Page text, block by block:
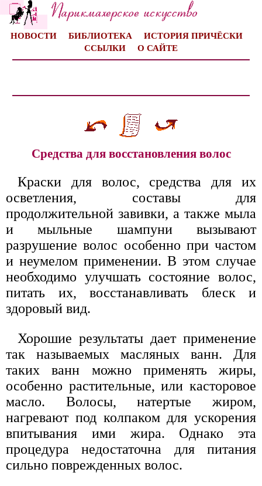
НОВОСТИ БИБЛИОТЕКА
ИСТОРИЯ ПРИЧЁСКИ
ССЫЛКИ
О САЙТЕ
Средства для восстановления волос
Краски для волос, средства для их
осветления, составы для
продолжительной завивки, а также мыла
и мыльные шампуни вызывают
разрушение волос особенно при частом
и неумелом применении. В этом случае
необходимо улучшать состояние волос,
питать их, восстанавливать блеск и
здоровый вид.
Хорошие результаты дает применение
так называемых масляных ванн. Для
таких ванн можно применять жиры,
особенно растительные, или касторовое
масло. Волосы, натертые жиром,
нагревают под колпаком для ускорения
впитывания ими жира. Однако эта
процедура недостаточна для питания
сильно поврежденных волос.